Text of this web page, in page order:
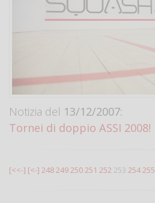
Notizia del 13/12/2007:
Tornei di doppio ASSI 2008!
[<<-] [<-] 248249250251 252 253 254255